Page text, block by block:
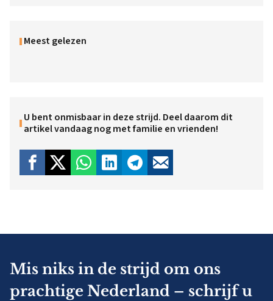
Meest gelezen
U bent onmisbaar in deze strijd. Deel daarom dit
artikel vandaag nog met familie en vrienden!
Mis niks in de strijd om ons
prachtige Nederland – schrijf u